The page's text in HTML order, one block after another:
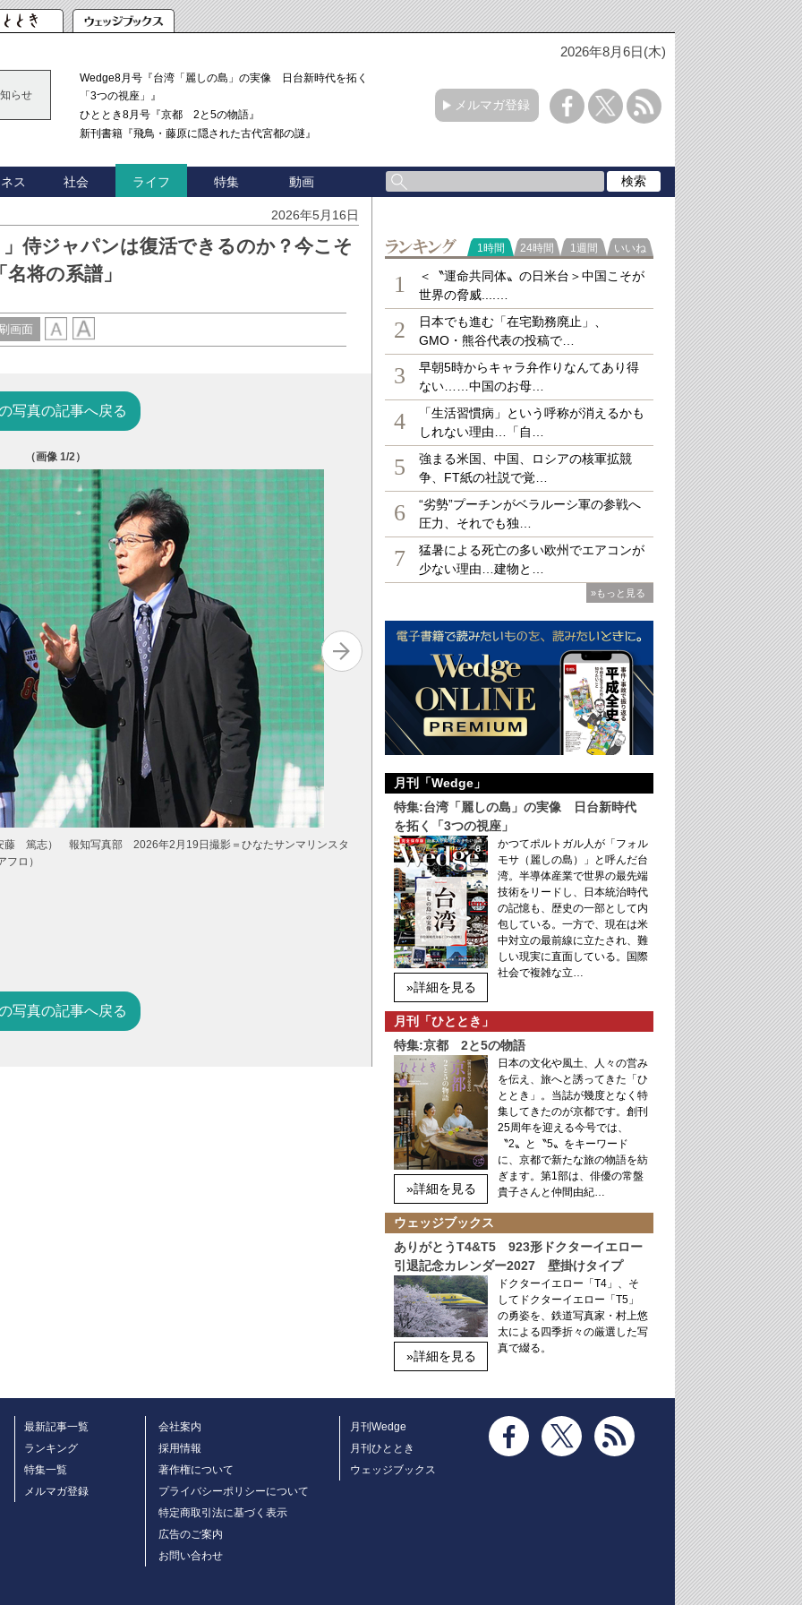
2026年8月6日(木)
らせ
Wedge8月号『台湾「麗しの島」の実像 日台新時代を拓く
「3つの視座」』
ひととき8月号『京都 2と5の物語』
新刊書籍『飛鳥・藤原に隠された古代宮都の謎』
メルマガ登録
ス 社会 ライフ 特集 動画
2026年5月16日
侍ジャパンは復活できるのか？今こそ
将の系譜」
画面
写真の記事へ戻る
（画像1/2）
藤 篤志） 報知写真部 2026年2月19日撮影＝ひなたサンマリンスタ
ロ）
『WBC世界を制した采配の秘密 三原ノートと栗山メモ』
（三木謙将、金沢隆大著、2026年文芸春秋刊）
税込
写真の記事へ戻る
ラ
1時間 24時間 1週間 いいね
1
＜〝運命共同体〟の日米台＞中国こそが
世界の脅威....…
2
日本でも進む「在宅勤務廃止」、
GMO・熊谷代表の投稿で…
3
早朝5時からキャラ弁作りなんてあり得
ない……中国のお母…
4
「生活習慣病」という呼称が消えるかも
しれない理由…「自…
5
強まる米国、中国、ロシアの核軍拡競
争、FT紙の社説で覚…
6
“劣勢”プーチンがベラルーシ軍の参戦へ
圧力、それでも独…
7
猛暑による死亡の多い欧州でエアコンが
少ない理由…建物と…
»もっと見る
月刊「Wedge」
特集:台湾「麗しの島」の実像 日台新時代
を拓く「3つの視座」
»詳細を見る
かつてポルトガル人が「フォル
モサ（麗しの島）」と呼んだ台
湾。半導体産業で世界の最先端
技術をリードし、日本統治時代
の記憶も、歴史の一部として内
包している。一方で、現在は米
中対立の最前線に立たされ、難
しい現実に直面している。国際
社会で複雑な立…
月刊「ひととき」
特集:京都 2と5の物語
»詳細を見る
日本の文化や風土、人々の営み
を伝え、旅へと誘ってきた「ひ
ととき」。当誌が幾度となく特
集してきたのが京都です。創刊
25周年を迎える今号では、
〝2〟と〝5〟をキーワード
に、京都で新たな旅の物語を紡
ぎます。第1部は、俳優の常盤
貴子さんと仲間由紀…
ウェッジブックス
ありがとうT4&T5 923形ドクターイエロー
引退記念カレンダー2027 壁掛けタイプ
»詳細を見る
ドクターイエロー「T4」、そ
してドクターイエロー「T5」
の勇姿を、鉄道写真家・村上悠
太による四季折々の厳選した写
真で綴る。
最新記事一覧
ランキング
特集一覧
メルマガ登録
会社案内
採用情報
著作権について
プライバシーポリシーについて
特定商取引法に基づく表示
広告のご案内
お問い合わせ
月刊Wedge
月刊ひととき
ウェッジブックス